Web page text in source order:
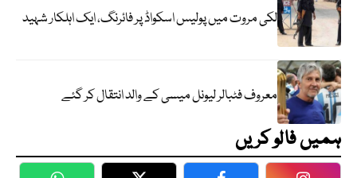
لکی مروت میں پولیس اسکواڈ پر فائرنگ، ایک اہلکار شہید
معروف فٹبالر لیونل میسی کے والد انتقال کر گئے
ہمیں فالو کریں